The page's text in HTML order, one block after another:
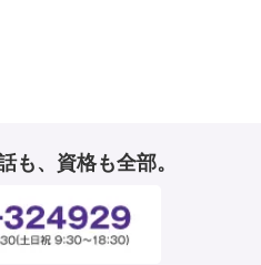
も、資格も全部。